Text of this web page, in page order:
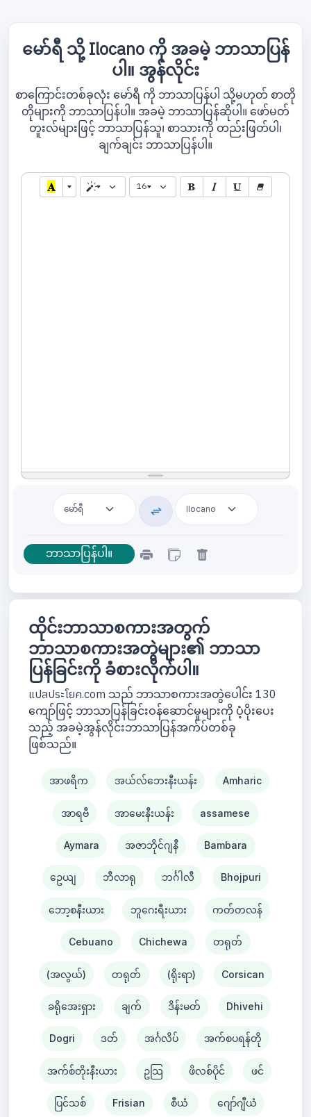
မော်ရီ သို့ Ilocano ကို အခမဲ့ ဘာသာပြန်
ပါ။ အွန်လိုင်း
စာကြောင်းတစ်ခုလုံး မော်ရီ ကို ဘာသာပြန်ပါ သို့မဟုတ် စာတို
တိုများကို ဘာသာပြန်ပါ။ အခမဲ့ ဘာသာပြန်ဆိုပါ။ ဖော်မတ်
တူးလ်များဖြင့် ဘာသာပြန်သူ၊ စာသားကို တည်းဖြတ်ပါ၊
ချက်ချင်း ဘာသာပြန်ပါ။
16
ထိုင်းဘာသာစကားအတွက်
ဘာသာစကားအတွဲများ၏ ဘာသာ
ပြန်ခြင်းကို ခံစားလိုက်ပါ။
แปลประโยค.com သည် ဘာသာစကားအတွဲပေါင်း 130
ကျော်ဖြင့် ဘာသာပြန်ခြင်းဝန်ဆောင်မှုများကို ပံ့ပိုးပေး
သည့် အခမဲ့အွန်လိုင်းဘာသာပြန်အက်ပ်တစ်ခု
ဖြစ်သည်။
အာဖရိက အယ်လ်ဘေးနီးယန်း Amharic
အာရဗီ အာမေးနီးယန်း assamese
Aymara အဇာဘိုင်ဂျနီ Bambara
ဥေယျ ဘီလာရု ဘင်္ဂါလီ Bhojpuri
ဘော့စနီးယား ဘူဂေးရီးယား ကတ်တလန်
Cebuano Chichewa တရုတ်
(အလွယ်) တရုတ် (ရိုးရာ) Corsican
ခရိုအေးရှား ချက် ဒိန်းမတ် Dhivehi
Dogri ဒတ် အင်္ဂလိပ် အက်စပရန်တို
အက်စ်တိုးနီးယား ဥသြ ဖိလစ်ပိုင် ဖင်
ပြင်သစ် Frisian စီယံ ​​ ဂျော်ဂျီယံ